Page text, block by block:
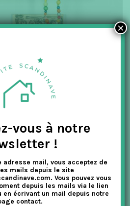
vous à notre
!
adresse mail, vous acceptez de
mails depuis le site
Vous pouvez vous
depuis les mails via le lien
écrivant un mail depuis notre
contact.
×